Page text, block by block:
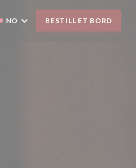
NO BESTILL ET BORD